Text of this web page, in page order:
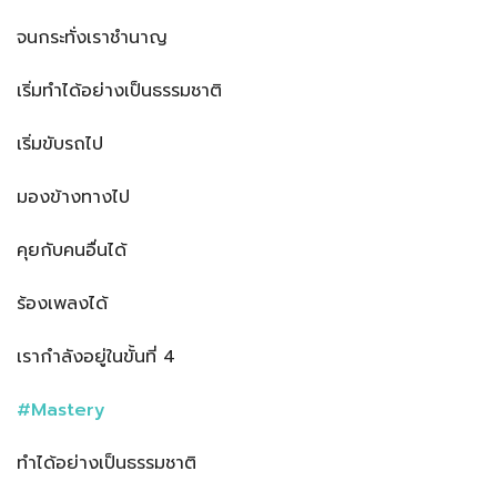
จนกระทั่งเราชำนาญ
เริ่มทำได้อย่างเป็นธรรมชาติ
เริ่มขับรถไป
มองข้างทางไป
คุยกับคนอื่นได้
ร้องเพลงได้
เรากำลังอยู่ในขั้นที่ 4
#Mastery
ทำได้อย่างเป็นธรรมชาติ